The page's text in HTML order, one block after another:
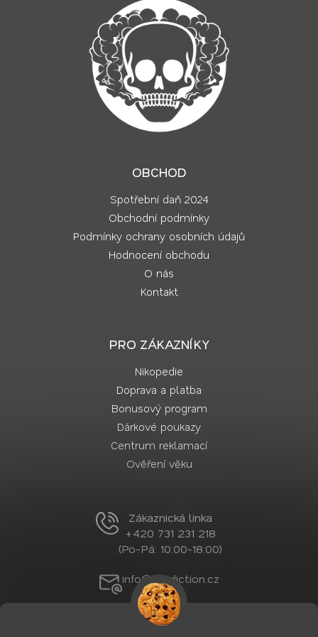
OBCHOD
Spotřební daň 2024
Obchodní podmínky
Podmínky ochrany osobních údajů
Hodnocení obchodu
O nás
Kontakt
PRO ZÁKAZNÍKY
Nikopedie
Doprava a platba
Bonusový program
Dárkové poukazy
Centrum reklamací
Ověření věku
Zákaznická linka
+420 731 231 218
(Po-Pá: 10:00-18:00)
info@nordiction.cz